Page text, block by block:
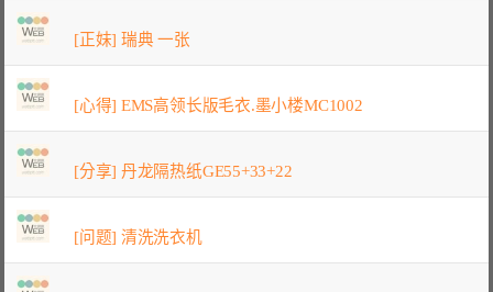
[正妹] 瑞典 一张
[心得] EMS高领长版毛衣.墨小楼MC1002
[分享] 丹龙隔热纸GE55+33+22
[问题] 清洗洗衣机